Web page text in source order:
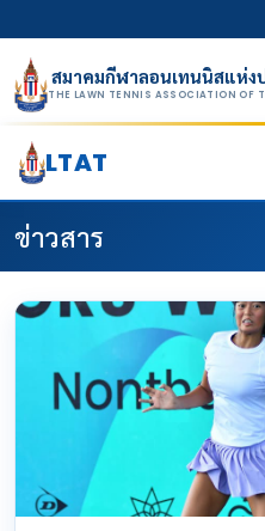
สมาคมกีฬาลอนเทนนิสแห่ง
THE LAWN TENNIS ASSOCIATION OF
LTAT
ข่าวสาร